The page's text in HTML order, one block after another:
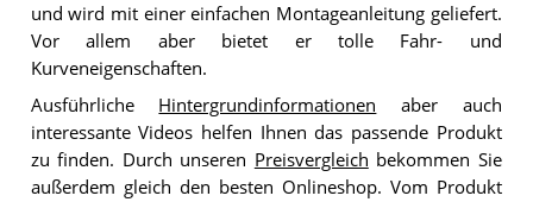
und wird mit einer einfachen Montageanleitung geliefert.
Vor allem aber bietet er tolle Fahr- und
Kurveneigenschaften.
Ausführliche Hintergrundinformationen aber auch
interessante Videos helfen Ihnen das passende Produkt
zu finden. Durch unseren Preisvergleich bekommen Sie
außerdem gleich den besten Onlineshop. Vom Produkt